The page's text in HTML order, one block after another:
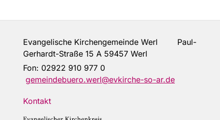
Evangelische Kirchengemeinde Werl Paul-
Gerhardt-Straße 15 A 59457 Werl
Fon: 02922 910 977 0
gemeindebuero.werl@evkirche-so-ar.de
Kontakt